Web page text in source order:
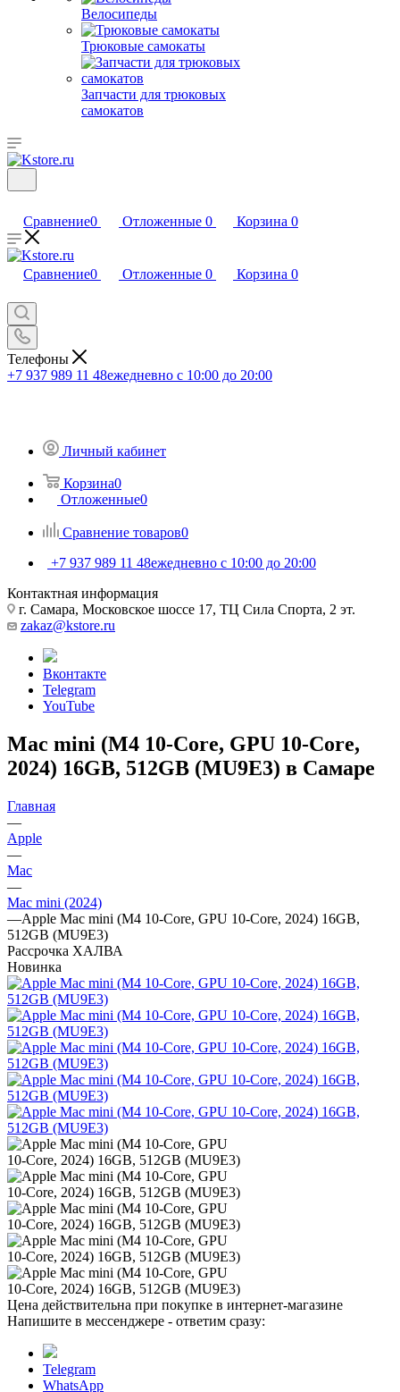
Велосипеды
Трюковые самокаты
Запчасти для трюковых
самокатов
Сравнение0 Отложенные 0 Корзина 0
Сравнение0 Отложенные 0 Корзина 0
Телефоны
+7 937 989 11 48ежедневно с 10:00 до 20:00
Личный кабинет
Корзина0
Отложенные0
Сравнение товаров0
+7 937 989 11 48ежедневно с 10:00 до 20:00
Контактная информация
г. Самара, Московское шоссе 17, ТЦ Сила Спорта, 2 эт.
zakaz@kstore.ru
Вконтакте
Telegram
YouTube
Mac mini (M4 10-Core, GPU 10-Core,
2024) 16GB, 512GB (MU9E3) в Самаре
Главная
—
Apple
—
Mac
—
Mac mini (2024)
—Apple Mac mini (M4 10-Core, GPU 10-Core, 2024) 16GB,
512GB (MU9E3)
Рассрочка ХАЛВА
Новинка
Цена действительна при покупке в интернет-магазине
Напишите в мессенджере - ответим сразу:
Telegram
WhatsApp